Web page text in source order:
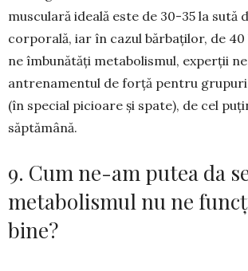
musculară ideală este de 30-35 la sută
corporală, iar în cazul băr­baților, de 40
ne îmbunătăți meta­bolismul, experții
antrenamentul de for­ță pentru grupuri
(în special pi­cioa­re și spate), de cel
săptă­mână.
9. Cum ne-am putea da
metabolismul nu ne
bine?